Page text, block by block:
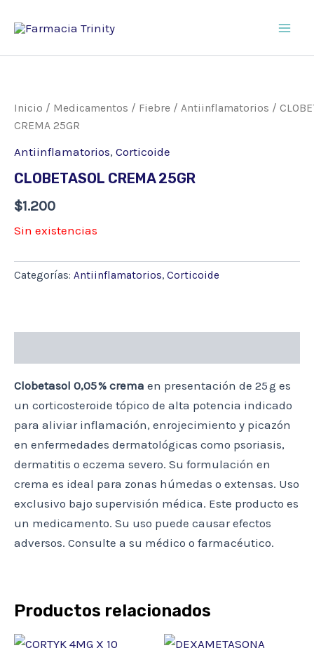
Inicio / Medicamentos / Fiebre / Antiinflamatorios /
CREMA 25GR
Antiinflamatorios, Corticoide
CLOBETASOL CREMA 25GR
$1.200
Sin existencias
Categorías: Antiinflamatorios, Corticoide
Clobetasol 0,05 % crema en presentación de 25 g es
un corticosteroide tópico de alta potencia indicado
para aliviar inflamación, enrojecimiento y picazón
en enfermedades dermatológicas como psoriasis,
dermatitis o eczema severo. Su formulación en
crema es ideal para zonas húmedas o extensas. Uso
exclusivo bajo supervisión médica. Este producto es
un medicamento. Su uso puede causar efectos
adversos. Consulte a su médico o farmacéutico.
Productos relacionados